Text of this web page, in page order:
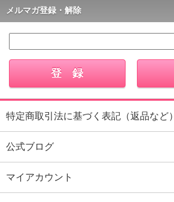
メルマガ登録・解除
特定商取引法に基づく表記（返品など）
公式ブログ
マイアカウント